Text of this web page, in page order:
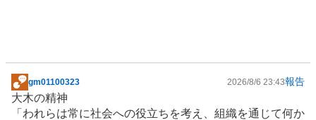
掲
示
gm01100323 2026/8/6 23:43報告
大木の精神
「われらは常に社会への役立ちを考え、組織を通じて何か